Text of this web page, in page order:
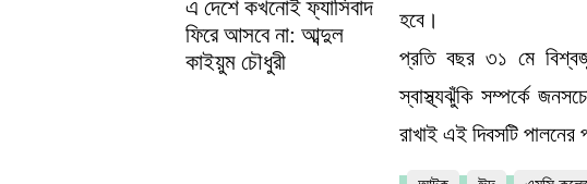
এ দেশে কখনোই ফ্যাসিবাদ
ফিরে আসবে না: আব্দুল
কাইয়ুম চৌধুরী
হবে।
প্রতি বছর ৩১ মে
স্বাস্থ্যঝুঁকি সম্পর্কে
রাখাই এই দিবসটি পালনের